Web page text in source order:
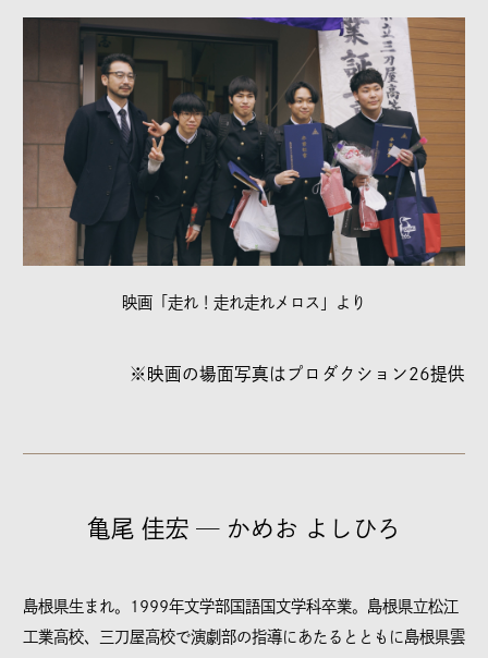
映画「走れ！走れ走れメロス」より
※映画の場面写真はプロダクション26提供
亀尾 佳宏 ─ かめお よしひろ
島根県生まれ。1999年文学部国語国文学科卒業。島根県立松江
工業高校、三刀屋高校で演劇部の指導にあたるとともに島根県雲